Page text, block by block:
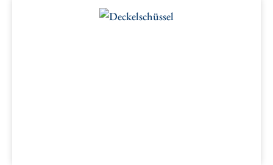
Bildergalerie überspringen